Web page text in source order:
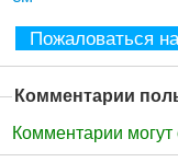
Пожаловаться
Комментарии
Комментарии могут